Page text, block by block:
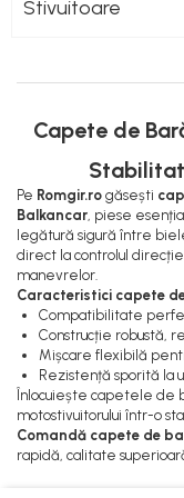
Pompe Alimentare
Ambreiaj
Cardan Transmisie
Convertizoare de Cuplu
Discuri Transmisie
Pompe Transmisie
Frana de Mana
Pistoane Frana
Placute de Frana
Pompe Frana
Saboti Frana
Tamburi Frana
Sistem Hidraulic
Distribuitoare Hidraulice
Pompe Hidraulice
Sistem Hidraulic
Sistem Racire
Stivuitoare
Capete de
Pe Romgir.ro găsești
Balkancar, piese
legătură sigură între
direct la controlul
manevrelor.
Caracteristici capete
Compatibilitate
Construcție robustă,
Mișcare flexibilă
Rezistență sporită la
Înlocuiește capetele de
motostivuitorului într-o
Comandă capete de
rapidă, calitate